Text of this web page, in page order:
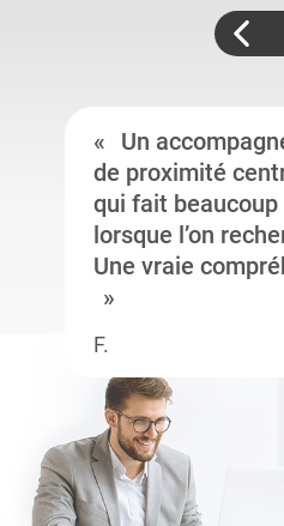
Un
de proximité
qui fait beaucoup
lorsque l’on
Une vraie
F.